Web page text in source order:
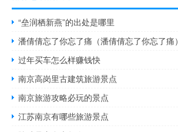
“垒润栖新燕”的出处是哪里
潘倩倩忘了你忘了痛（潘倩倩忘了你忘了痛）
过年买车怎么样赚钱快
南京高岗里古建筑旅游景点
南京旅游攻略必玩的景点
江苏南京有哪些旅游景点